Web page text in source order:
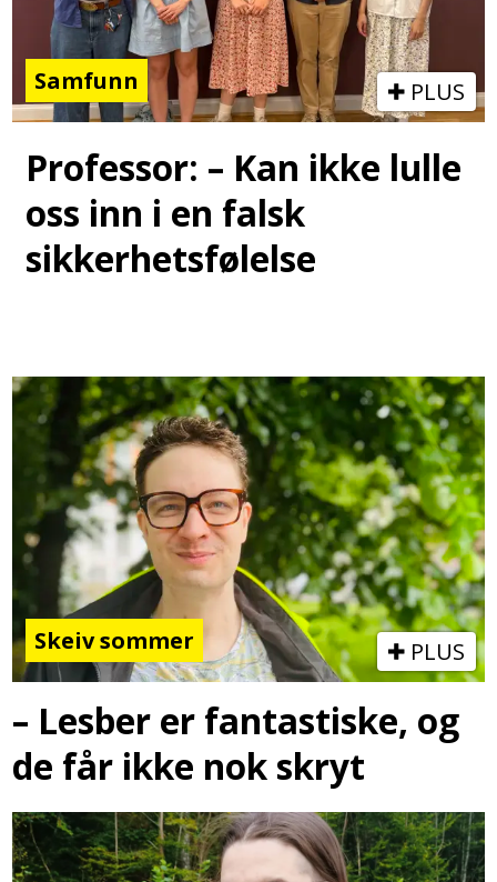
Samfunn PLUS
Professor: – Kan ikke lulle
oss inn i en falsk
sikkerhetsfølelse
Skeiv sommer PLUS
– Lesber er fantastiske, og
de får ikke nok skryt